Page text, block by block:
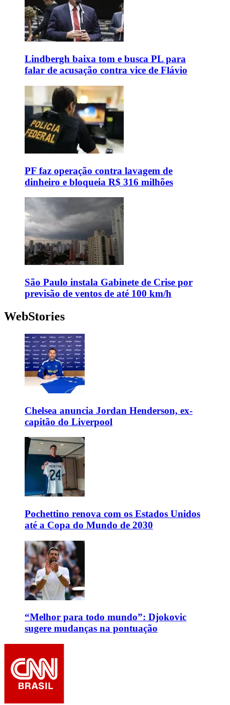
Lindbergh baixa tom e busca PL para
falar de acusação contra vice de Flávio
PF faz operação contra lavagem de
dinheiro e bloqueia R$ 316 milhões
São Paulo instala Gabinete de Crise por
previsão de ventos de até 100 km/h
WebStories
Chelsea anuncia Jordan Henderson, ex-
capitão do Liverpool
Pochettino renova com os Estados Unidos
até a Copa do Mundo de 2030
“Melhor para todo mundo”: Djokovic
sugere mudanças na pontuação